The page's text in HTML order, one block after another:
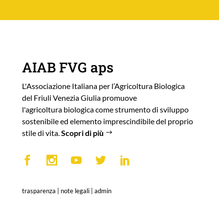
AIAB FVG aps
L'Associazione Italiana per l’Agricoltura Biologica
del Friuli Venezia Giulia promuove
l'agricoltura biologica come strumento di sviluppo
sostenibile ed elemento imprescindibile del proprio
stile di vita. Scopri di più
trasparenza | note legali| admin